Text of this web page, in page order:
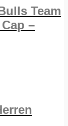
Team
–